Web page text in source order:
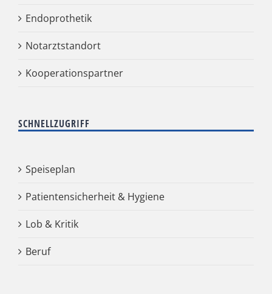
Endoprothetik
Notarztstandort
Kooperationspartner
SCHNELLZUGRIFF
Speiseplan
Patientensicherheit & Hygiene
Lob & Kritik
Beruf